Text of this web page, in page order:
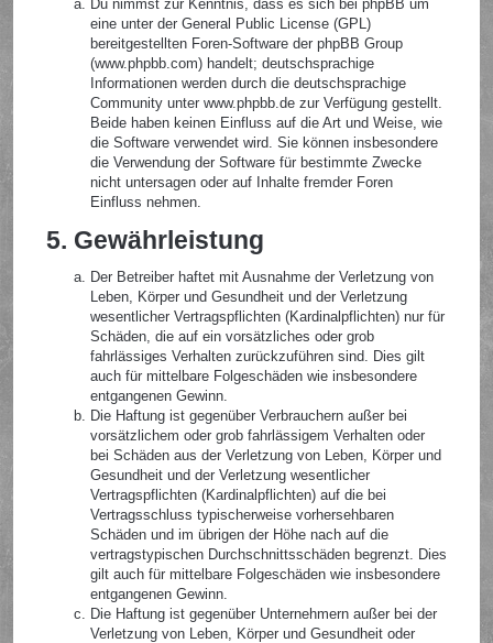
Du nimmst zur Kenntnis, dass es sich bei phpBB um
eine unter der General Public License (GPL)
bereitgestellten Foren-Software der phpBB Group
(www.phpbb.com) handelt; deutschsprachige
Informationen werden durch die deutschsprachige
Community unter www.phpbb.de zur Verfügung gestellt.
Beide haben keinen Einfluss auf die Art und Weise, wie
die Software verwendet wird. Sie können insbesondere
die Verwendung der Software für bestimmte Zwecke
nicht untersagen oder auf Inhalte fremder Foren
Einfluss nehmen.
5. Gewährleistung
Der Betreiber haftet mit Ausnahme der Verletzung von
Leben, Körper und Gesundheit und der Verletzung
wesentlicher Vertragspflichten (Kardinalpflichten) nur für
Schäden, die auf ein vorsätzliches oder grob
fahrlässiges Verhalten zurückzuführen sind. Dies gilt
auch für mittelbare Folgeschäden wie insbesondere
entgangenen Gewinn.
Die Haftung ist gegenüber Verbrauchern außer bei
vorsätzlichem oder grob fahrlässigem Verhalten oder
bei Schäden aus der Verletzung von Leben, Körper und
Gesundheit und der Verletzung wesentlicher
Vertragspflichten (Kardinalpflichten) auf die bei
Vertragsschluss typischerweise vorhersehbaren
Schäden und im übrigen der Höhe nach auf die
vertragstypischen Durchschnittsschäden begrenzt. Dies
gilt auch für mittelbare Folgeschäden wie insbesondere
entgangenen Gewinn.
Die Haftung ist gegenüber Unternehmern außer bei der
Verletzung von Leben, Körper und Gesundheit oder